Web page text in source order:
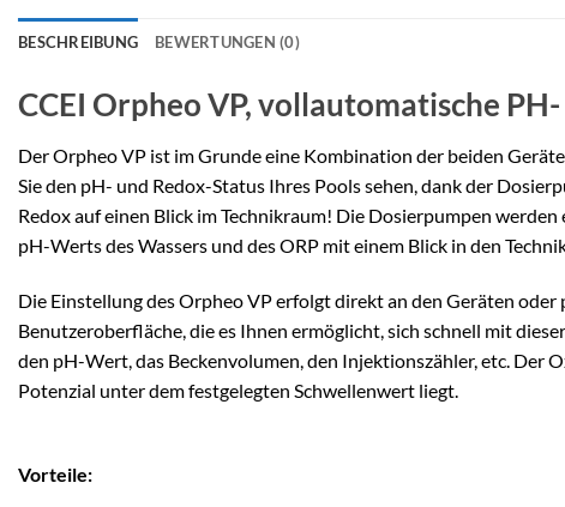
BESCHREIBUNG BEWERTUNGEN (0)
CCEI Orpheo VP, vollautomatische
Der Orpheo VP ist im Grunde eine Kombination der beiden Geräte
Sie den pH- und Redox-Status Ihres Pools sehen, dank der
Redox auf einen Blick im Technikraum! Die Dosierpumpen
pH-Werts des Wassers und des ORP mit einem Blick in den
Die Einstellung des Orpheo VP erfolgt direkt an den Geräten
Benutzeroberfläche, die es Ihnen ermöglicht, sich schnell mit
den pH-Wert, das Beckenvolumen, den Injektionszähler, etc. Der
Potenzial unter dem festgelegten Schwellenwert liegt.
Vorteile: